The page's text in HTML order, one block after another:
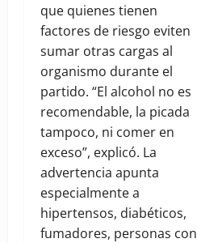
que quienes tienen
factores de riesgo eviten
sumar otras cargas al
organismo durante el
partido. “El alcohol no es
recomendable, la picada
tampoco, ni comer en
exceso”, explicó. La
advertencia apunta
especialmente a
hipertensos, diabéticos,
fumadores, personas con